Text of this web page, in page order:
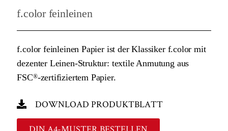
f.color feinleinen
f.color feinleinen Papier ist der Klassiker f.color mit
dezenter Leinen-Struktur: textile Anmutung aus
FSC®-zertifiziertem Papier.
DOWNLOAD PRODUKTBLATT